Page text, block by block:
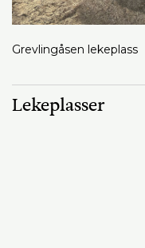
Grevlingåsen lekeplass
Lekeplasser